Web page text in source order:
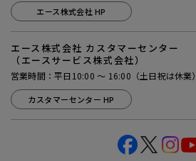
エース株式会社 HP
エース株式会社 カスタマーセンター
（エースサービス株式会社）
営業時間：平日10:00 ～ 16:00（土日祝は休業）
カスタマーセンター HP